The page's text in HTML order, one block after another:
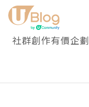
社群創作有價企劃